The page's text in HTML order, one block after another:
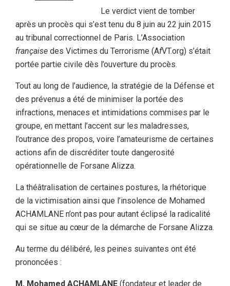
Le verdict vient de tomber
après un procès qui s’est tenu du 8 juin au 22 juin 2015
au tribunal correctionnel de Paris. L’Association
française des Victimes du Terrorisme (AfVT.org) s’était
portée partie civile dès l’ouverture du procès.
Tout au long de l’audience, la stratégie de la Défense et
des prévenus a été de minimiser la portée des
infractions, menaces et intimidations commises par le
groupe, en mettant l’accent sur les maladresses,
l’outrance des propos, voire l’amateurisme de certaines
actions afin de discréditer toute dangerosité
opérationnelle de Forsane Alizza.
La théâtralisation de certaines postures, la rhétorique
de la victimisation ainsi que l’insolence de Mohamed
ACHAMLANE n’ont pas pour autant éclipsé la radicalité
qui se situe au cœur de la démarche de Forsane Alizza.
Au terme du délibéré, les peines suivantes ont été
prononcées :
M. Mohamed ACHAMLANE (fondateur et leader de